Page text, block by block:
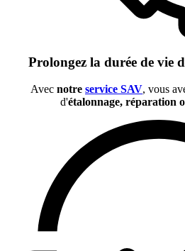
Prolongez la durée de vie
Avec notre service SAV, vous
d'étalonnage, réparation